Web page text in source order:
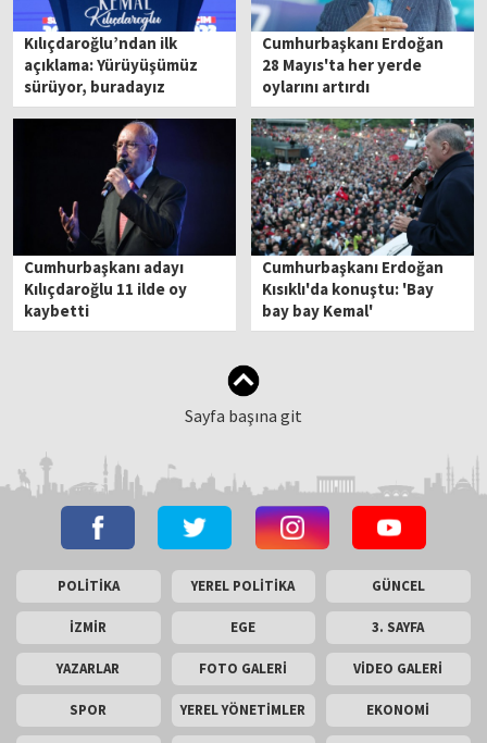
Kılıçdaroğlu’ndan ilk
açıklama: Yürüyüşümüz
sürüyor, buradayız
Cumhurbaşkanı Erdoğan
28 Mayıs'ta her yerde
oylarını artırdı
Cumhurbaşkanı adayı
Kılıçdaroğlu 11 ilde oy
kaybetti
Cumhurbaşkanı Erdoğan
Kısıklı'da konuştu: 'Bay
bay bay Kemal'
Sayfa başına git
POLİTİKA YEREL POLİTİKA GÜNCEL
İZMİR EGE 3. SAYFA
YAZARLAR FOTO GALERİ VİDEO GALERİ
SPOR YEREL YÖNETİMLER EKONOMİ